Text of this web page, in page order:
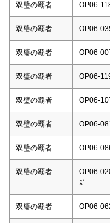
双璧の覇者 OP06-
双璧の覇者 OP06-
双璧の覇者 OP06-
双璧の覇者 OP06-
双璧の覇者 OP06-
双璧の覇者 OP06-
双璧の覇者 OP06-
双璧の覇者
OP06-
ｽﾞ
双璧の覇者 OP06-